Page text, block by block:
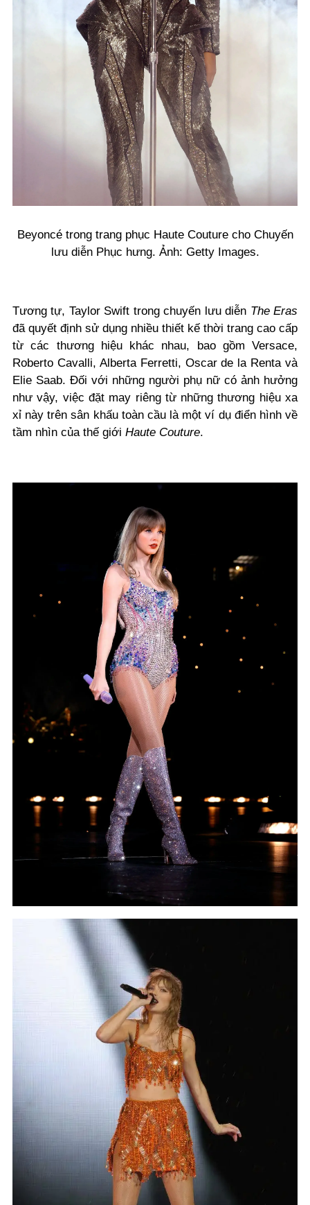
Beyoncé trong trang phục Haute Couture cho Chuyến
lưu diễn Phục hưng. Ảnh: Getty Images.
Tương tự, Taylor Swift trong chuyến lưu diễn The Eras
đã quyết định sử dụng nhiều thiết kế thời trang cao cấp
từ các thương hiệu khác nhau, bao gồm Versace,
Roberto Cavalli, Alberta Ferretti, Oscar de la Renta và
Elie Saab. Đối với những người phụ nữ có ảnh hưởng
như vậy, việc đặt may riêng từ những thương hiệu xa
xỉ này trên sân khấu toàn cầu là một ví dụ điển hình về
tầm nhìn của thế giới Haute Couture.